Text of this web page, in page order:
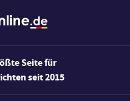
Seite für
seit 2015